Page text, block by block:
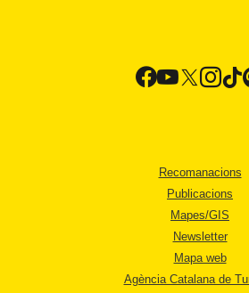
Recomanacions
Publicacions
Mapes/GIS
Newsletter
Mapa web
Agència Catalana de